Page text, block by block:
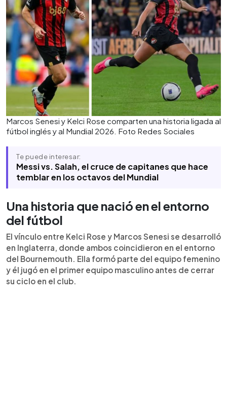
Marcos Senesi y Kelci Rose comparten una historia ligada al
fútbol inglés y al Mundial 2026. Foto Redes Sociales
Te puede interesar:
Messi vs. Salah, el cruce de capitanes que hace
temblar en los octavos del Mundial
Una historia que nació en el entorno
del fútbol
El vínculo entre Kelci Rose y Marcos Senesi se desarrolló
en Inglaterra, donde ambos coincidieron en el entorno
del Bournemouth. Ella formó parte del equipo femenino
y él jugó en el primer equipo masculino antes de cerrar
su ciclo en el club.